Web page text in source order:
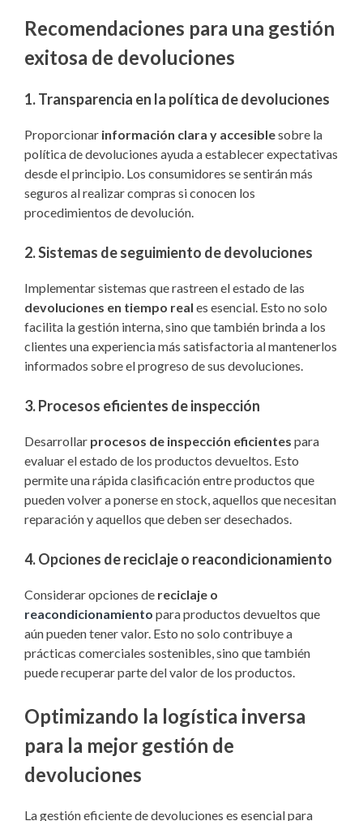
Recomendaciones para una gestión
exitosa de devoluciones
1. Transparencia en la política de devoluciones
Proporcionar información clara y accesiblesobre la
política de devoluciones ayuda a establecer expectativas
desde el principio. Los consumidores se sentirán más
seguros al realizar compras si conocen los
procedimientos de devolución.
2. Sistemas de seguimiento de devoluciones
Implementar sistemas que rastreen el estado de las
devoluciones en tiempo real es esencial. Esto no solo
facilita la gestión interna, sino que también brinda a los
clientes una experiencia más satisfactoria al mantenerlos
informados sobre el progreso de sus devoluciones.
3. Procesos eficientes de inspección
Desarrollar procesos de inspección eficientes para
evaluar el estado de los productos devueltos. Esto
permite una rápida clasificación entre productos que
pueden volver a ponerse en stock, aquellos que necesitan
reparación y aquellos que deben ser desechados.
4. Opciones de reciclaje o reacondicionamiento
Considerar opciones de reciclaje o
reacondicionamiento para productos devueltos que
aún pueden tener valor. Esto no solo contribuye a
prácticas comerciales sostenibles, sino que también
puede recuperar parte del valor de los productos.
Optimizando la logística inversa
para la mejor gestión de
devoluciones
La gestión eficiente de devoluciones es esencial para